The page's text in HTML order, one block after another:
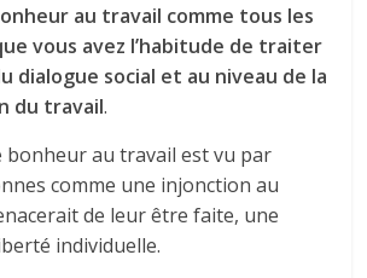
au travail comme tous les
vous avez l’habitude de traiter
dialogue social et au niveau de la
du travail.
bonheur au travail est vu par
comme une injonction au
de leur être faite, une
individuelle.